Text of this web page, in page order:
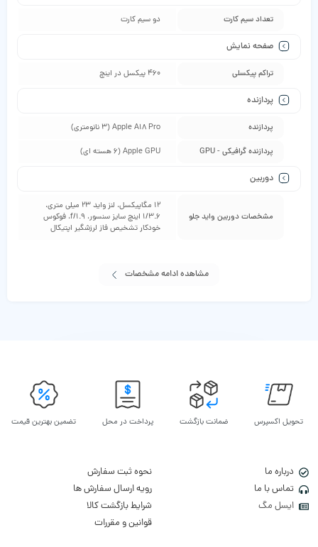
تعداد سیم کارت دو سیم‌ کارت
صفحه نمایش
تراکم پیکسلی 460 پیکسل در اینچ
پردازنده
پردازنده Apple A18 Pro (3 نانومتری)
پردازنده گرافیکی - GPU Apple GPU (6 هسته ای)
دوربین
مشخصات دوربین واید جلو
12 مگاپیکسل، لنز واید 23 میلی‌ متری،
1/3.6 اینچ سایز سنسور، f/1.9، فوکوس
خودکار تشخیص فاز لرزشگیر اپتیکال
مشاهده ادامه مشخصات
تحویل اکسپرس ضمانت بازگشت پرداخت در محل تضمین بهترین قیمت
درباره ما
تماس با ما
ایسل مگ
نحوه ثبت سفارش
رویه ارسال سفارش ها
شرایط بازگشت کالا
قوانین و مقررات